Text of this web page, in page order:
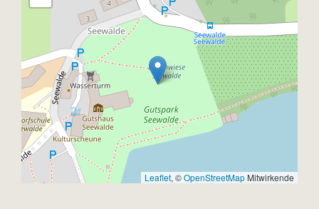
Leaflet, ©OpenStreetMapMitwirkende